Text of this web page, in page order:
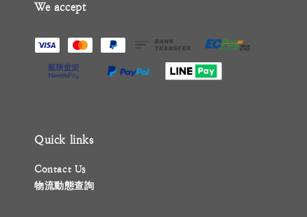
We accept
Quick links
Contact Us
物流動態查詢